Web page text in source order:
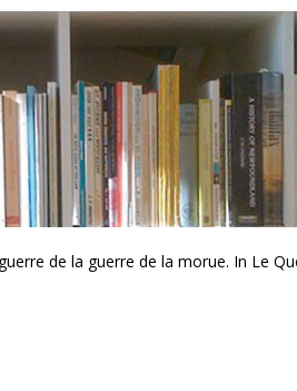
de la guerre de la morue. In Le